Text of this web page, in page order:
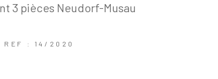
3 pièces Neudorf-Musau
REF : 14/2020